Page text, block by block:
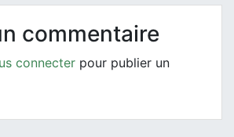
commentaire
connecter pour publier un